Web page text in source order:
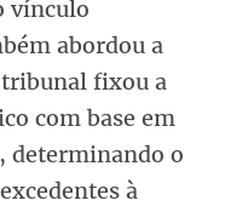
vínculo
abordou a
tribunal fixou a
com base em
determinando o
à